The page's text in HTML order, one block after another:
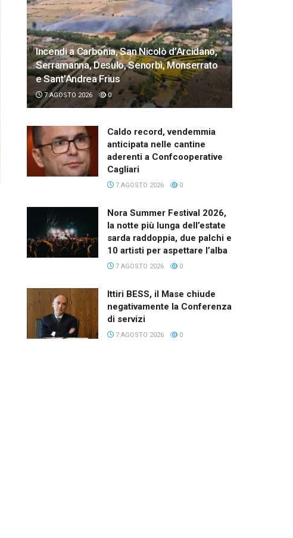
Incendi a Carbonia, San Nicolò d’Arcidano,
Serramanna, Desulo, Senorbì, Monserrato
e Sant’Andrea Frius
7 AGOSTO 2026 0
Caldo record, vendemmia
anticipata nelle cantine
aderenti a Confcooperative
Cagliari
7 AGOSTO 2026 0
Nora Summer Festival 2026,
la notte più lunga dell’estate
sarda raddoppia, due palchi e
10 artisti per aspettare l’alba
7 AGOSTO 2026 0
Ittiri BESS, il Mase chiude
negativamente la Conferenza
di servizi
7 AGOSTO 2026 0